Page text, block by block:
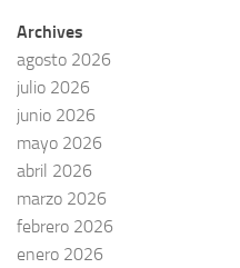
Archives
agosto 2026
julio 2026
junio 2026
mayo 2026
abril 2026
marzo 2026
febrero 2026
enero 2026